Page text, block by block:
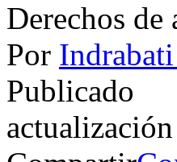
Derechos
Por